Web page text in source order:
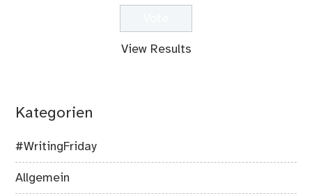
View Results
Kategorien
#WritingFriday
Allgemein